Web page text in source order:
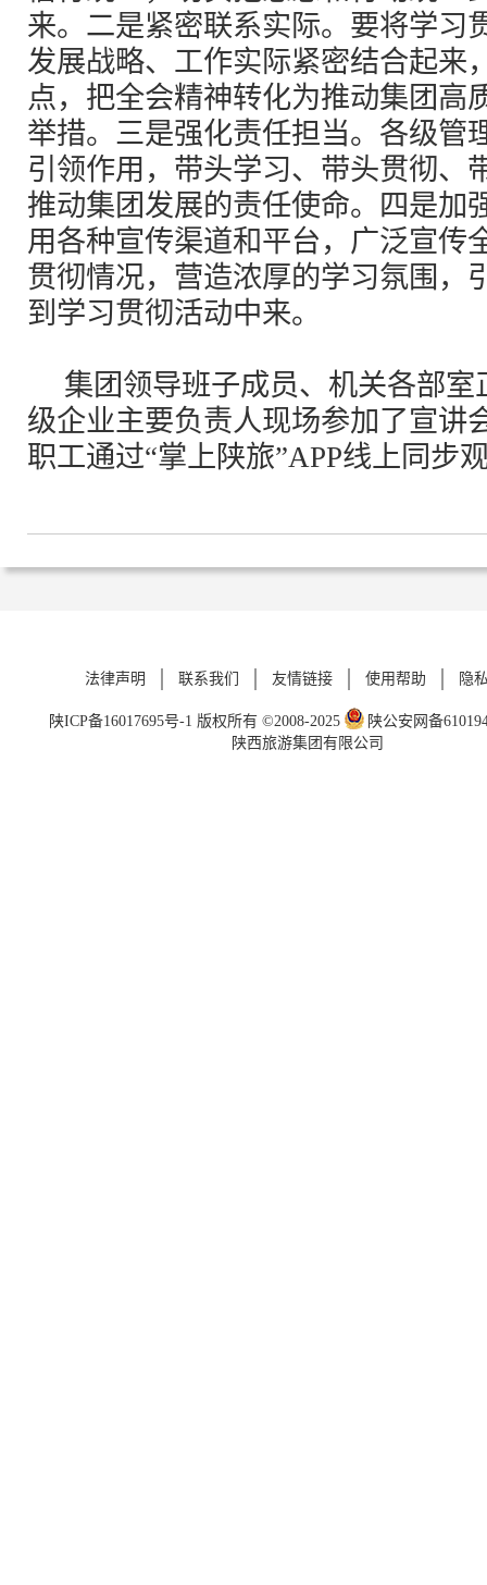
来。二是紧密联系实际。要将学习
发展战略、工作实际紧密结合起来
点，把全会精神转化为推动集团高
举措。三是强化责任担当。各级管
引领作用，带头学习、带头贯彻、
推动集团发展的责任使命。四是加
用各种宣传渠道和平台，广泛宣传
贯彻情况，营造浓厚的学习氛围，
到学习贯彻活动中来。
集团领导班子成员、机关各部
级企业主要负责人现场参加了宣讲
职工通过“掌上陕旅”APP线上同步
法律声明 联系我们 友情链接 使用帮助 隐
陕ICP备16017695号-1 版权所有 ©2008-2025
陕公安网备
陕西旅游集团有限公司